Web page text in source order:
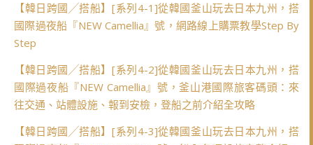
【韓日跨國╱搭船】[系列4-1]從韓國釜山玩去日本九州，搭
國際過夜船『NEW Camellia』號，網路線上購票教學Step By
Step
【韓日跨國╱搭船】[系列4-2]從韓國釜山玩去日本九州，搭
國際過夜船『NEW Camellia』號，釜山港國際旅客碼頭：來
往交通、站體設施、報到安檢，登船之前介紹全攻略
【韓日跨國╱搭船】[系列4-3]從韓國釜山玩去日本九州，搭